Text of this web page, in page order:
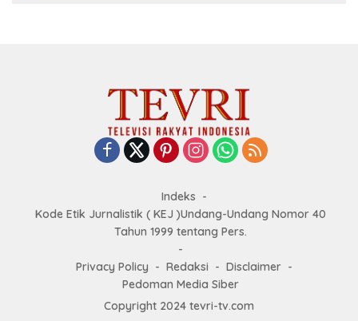
Indeks
Kode Etik Jurnalistik ( KEJ )Undang-Undang Nomor 40
Tahun 1999 tentang Pers.
Privacy Policy Redaksi
Disclaimer
Pedoman Media Siber
Copyright 2024 tevri-tv.com